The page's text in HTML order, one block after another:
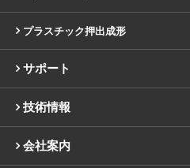
プラスチック押出成形
サポート
技術情報
会社案内